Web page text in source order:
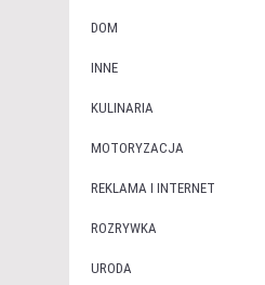
DOM
INNE
KULINARIA
MOTORYZACJA
REKLAMA I INTERNET
ROZRYWKA
URODA